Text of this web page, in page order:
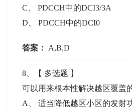
C 、PDCCH中的DCI3/3A
D 、PDCCH中的DCI0
答案： A,B,D
8 、【 多选题 】
可以用来根本性解决越区覆盖
A
、适当降低越区小区的发射